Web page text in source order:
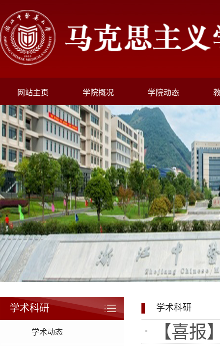
网站主页 学院概况 学院动态
学术科研
学术动态
学术科研
【喜报